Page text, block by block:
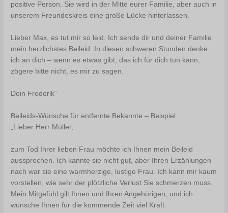
positive Person. Sie wird in der Mitte eurer Familie, aber auch in
unserem Freundeskreis eine große Lücke hinterlassen.
Lieber Max, es tut mir so leid. Ich sende dir und deiner Familie
mein herzlichstes Beileid. In diesen schweren Stunden denke
ich an dich – wenn es etwas gibt, das ich für dich tun kann,
zögere bitte nicht, es mir zu sagen.
Dein Frederik“
Beileids-Wünsche für entfernte Bekannte – Beispiel
„Lieber Herr Müller,
zum Tod Ihrer lieben Frau möchte ich Ihnen mein Beileid
aussprechen. Ich kannte sie nicht gut, aber Ihren Erzählungen
nach war sie eine warmherzige, lustige Frau. Ich kann mir kaum
vorstellen, wie sehr der plötzliche Verlust Sie schmerzen muss.
Mein Mitgefühl gilt Ihnen und Ihren Angehörigen, und ich
wünsche Ihnen für die kommende Zeit viel Kraft.